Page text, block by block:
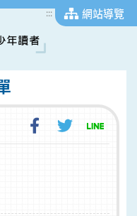
::: 網站導覽